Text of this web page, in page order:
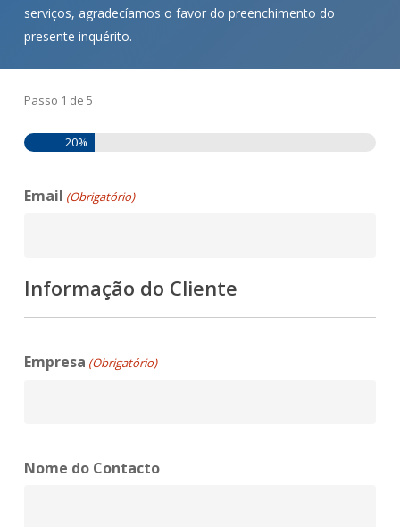
serviços, agradecíamos o favor do preenchimento do
presente inquérito.
Passo 1 de 5
20%
Email (Obrigatório)
Informação do Cliente
Empresa (Obrigatório)
Nome do Contacto